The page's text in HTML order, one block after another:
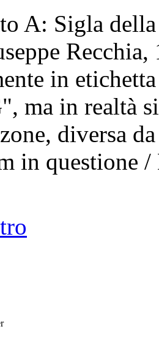
A: Sigla
in
ma in realtà
diversa
in questione